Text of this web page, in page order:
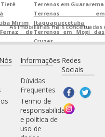
Mirim
de
em
das
Isabel
Terrenos em Guararema
Terrenos em
Itaquaquecetuba
Terrenos em Mogi das
Cruzes
Terrenos em Salesópolis
Terrenos em Santa
Isabel
Terrenos em Suzano
As imobiliárias mais conceituadas
Informações
Dúvidas
Frequentes
Termo de
responsabilidade
e política de
uso de
Redes
Sociais